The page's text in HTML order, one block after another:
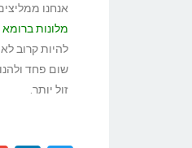
אנחנו
מלונות
להיות קרוב
שום פחד
זול יותר.